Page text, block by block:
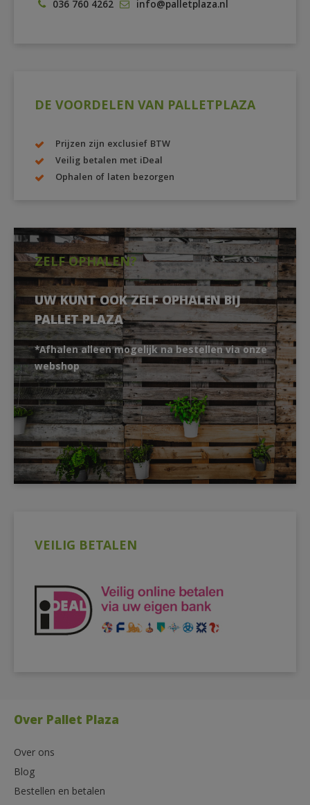
036 760 4262 info@palletplaza.nl
DE VOORDELEN VAN PALLETPLAZA
Prijzen zijn exclusief BTW
Veilig betalen met iDeal
Ophalen of laten bezorgen
ZELF OPHALEN?
UW KUNT OOK ZELF OPHALEN BIJ
PALLET PLAZA
*Afhalen alleen mogelijk na bestellen via onze
webshop
VEILIG BETALEN
Over Pallet Plaza
Over ons
Blog
Bestellen en betalen